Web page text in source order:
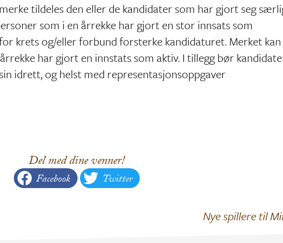
tildeles den eller de kandidater som har gjort seg
som i en årrekke har gjort en stor innsats som
krets og/eller forbund forsterke kandidaturet. Merket kan
har gjort en innstats som aktiv. I tillegg bør
idrett, og helst med representasjonsoppgaver
Del med dine venner!
Facebook Twitter
Nye spillere til